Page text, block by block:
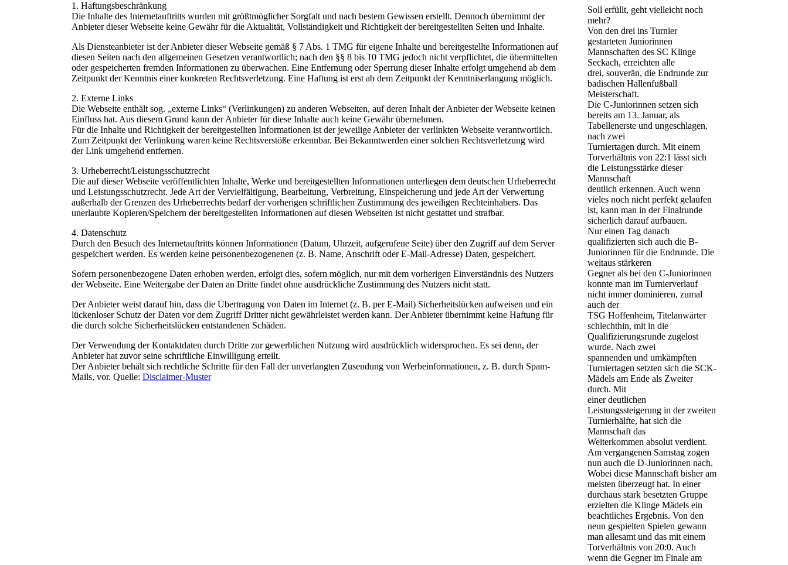
1. Haftungsbeschränkung
Die Inhalte des Internetauftritts wurden mit größtmöglicher Sorgfalt und nach bestem Gewissen erstellt. Dennoch übernimmt der
Anbieter dieser Webseite keine Gewähr für die Aktualität, Vollständigkeit und Richtigkeit der bereitgestellten Seiten und Inhalte.
Als Diensteanbieter ist der Anbieter dieser Webseite gemäß § 7 Abs. 1 TMG für eigene Inhalte und bereitgestellte Informationen auf
diesen Seiten nach den allgemeinen Gesetzen verantwortlich; nach den §§ 8 bis 10 TMG jedoch nicht verpflichtet, die übermittelten
oder gespeicherten fremden Informationen zu überwachen. Eine Entfernung oder Sperrung dieser Inhalte erfolgt umgehend ab dem
Zeitpunkt der Kenntnis einer konkreten Rechtsverletzung. Eine Haftung ist erst ab dem Zeitpunkt der Kenntniserlangung möglich.
2. Externe Links
Die Webseite enthält sog. „externe Links“ (Verlinkungen) zu anderen Webseiten, auf deren Inhalt der Anbieter der Webseite keinen
Einfluss hat. Aus diesem Grund kann der Anbieter für diese Inhalte auch keine Gewähr übernehmen.
Für die Inhalte und Richtigkeit der bereitgestellten Informationen ist der jeweilige Anbieter der verlinkten Webseite verantwortlich.
Zum Zeitpunkt der Verlinkung waren keine Rechtsverstöße erkennbar. Bei Bekanntwerden einer solchen Rechtsverletzung wird
der Link umgehend entfernen.
3. Urheberrecht/Leistungsschutzrecht
Die auf dieser Webseite veröffentlichten Inhalte, Werke und bereitgestellten Informationen unterliegen dem deutschen Urheberrecht
und Leistungsschutzrecht. Jede Art der Vervielfältigung, Bearbeitung, Verbreitung, Einspeicherung und jede Art der Verwertung
außerhalb der Grenzen des Urheberrechts bedarf der vorherigen schriftlichen Zustimmung des jeweiligen Rechteinhabers. Das
unerlaubte Kopieren/Speichern der bereitgestellten Informationen auf diesen Webseiten ist nicht gestattet und strafbar.
4. Datenschutz
Durch den Besuch des Internetauftritts können Informationen (Datum, Uhrzeit, aufgerufene Seite) über den Zugriff auf dem Server
gespeichert werden. Es werden keine personenbezogenenen (z. B. Name, Anschrift oder E-Mail-Adresse) Daten, gespeichert.
Sofern personenbezogene Daten erhoben werden, erfolgt dies, sofern möglich, nur mit dem vorherigen Einverständnis des Nutzers
der Webseite. Eine Weitergabe der Daten an Dritte findet ohne ausdrückliche Zustimmung des Nutzers nicht statt.
Der Anbieter weist darauf hin, dass die Übertragung von Daten im Internet (z. B. per E-Mail) Sicherheitslücken aufweisen und ein
lückenloser Schutz der Daten vor dem Zugriff Dritter nicht gewährleistet werden kann. Der Anbieter übernimmt keine Haftung für
die durch solche Sicherheitslücken entstandenen Schäden.
Der Verwendung der Kontaktdaten durch Dritte zur gewerblichen Nutzung wird ausdrücklich widersprochen. Es sei denn, der
Anbieter hat zuvor seine schriftliche Einwilligung erteilt.
Der Anbieter behält sich rechtliche Schritte für den Fall der unverlangten Zusendung von Werbeinformationen, z. B. durch Spam-
Mails, vor. Quelle: Disclaimer-Muster
Soll erfüllt, geht vielleicht noch
mehr?
Von den drei ins Turnier
gestarteten Juniorinnen
Mannschaften des SC Klinge
Seckach, erreichten alle
drei, souverän, die Endrunde zur
badischen Hallenfußball
Meisterschaft.
Die C-Juniorinnen setzen sich
bereits am 13. Januar, als
Tabellenerste und ungeschlagen,
nach zwei
Turniertagen durch. Mit einem
Torverhältnis von 22:1 lässt sich
die Leistungsstärke dieser
Mannschaft
deutlich erkennen. Auch wenn
vieles noch nicht perfekt gelaufen
ist, kann man in der Finalrunde
sicherlich darauf aufbauen.
Nur einen Tag danach
qualifizierten sich auch die B-
Juniorinnen für die Endrunde. Die
weitaus stärkeren
Gegner als bei den C-Juniorinnen
konnte man im Turnierverlauf
nicht immer dominieren, zumal
auch der
TSG Hoffenheim, Titelanwärter
schlechthin, mit in die
Qualifizierungsrunde zugelost
wurde. Nach zwei
spannenden und umkämpften
Turniertagen setzten sich die SCK-
Mädels am Ende als Zweiter
durch. Mit
einer deutlichen
Leistungssteigerung in der zweiten
Turnierhälfte, hat sich die
Mannschaft das
Weiterkommen absolut verdient.
Am vergangenen Samstag zogen
nun auch die D-Juniorinnen nach.
Wobei diese Mannschaft bisher am
meisten überzeugt hat. In einer
durchaus stark besetzten Gruppe
erzielten die Klinge Mädels ein
beachtliches Ergebnis. Von den
neun gespielten Spielen gewann
man allesamt und das mit einem
Torverhältnis von 20:0. Auch
wenn die Gegner im Finale am